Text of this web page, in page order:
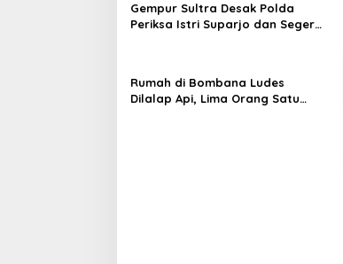
Gempur Sultra Desak Polda
Periksa Istri Suparjo dan Segera
Rumah di Bombana Ludes
Dilalap Api, Lima Orang Satu